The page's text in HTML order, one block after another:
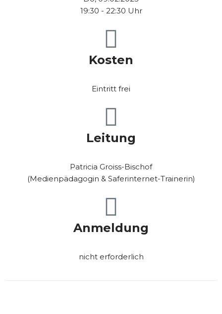
19:30 - 22:30 Uhr
Kosten
Eintritt frei
Leitung
Patricia Groiss-Bischof
(Medienpädagogin & Saferinternet-Trainerin)
Anmeldung
nicht erforderlich